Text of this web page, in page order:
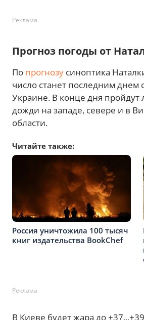
Реклама
Прогноз погоды от
По прогнозу синоптика
число станет последним днем
Украине. В конце дня пройдут
дожди на западе, севере и в
области.
Читайте также:
Россия уничтожила 100 тысяч
книг издательства BookChef
Реклама
В Киеве будет жара до